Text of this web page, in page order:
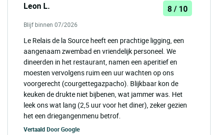
Leon L. 8 / 10
Blijf binnen 07/2026
Le Relais de la Source heeft een prachtige ligging, een
aangenaam zwembad en vriendelijk personeel. We
dineerden in het restaurant, namen een aperitief en
moesten vervolgens ruim een uur wachten op ons
voorgerecht (courgettegazpacho). Blijkbaar kon de
keuken de drukte niet bijbenen, wat jammer was. Het
leek ons wat lang (2,5 uur voor het diner), zeker gezien
het een driegangenmenu betrof.
Vertaald DoorGoogle